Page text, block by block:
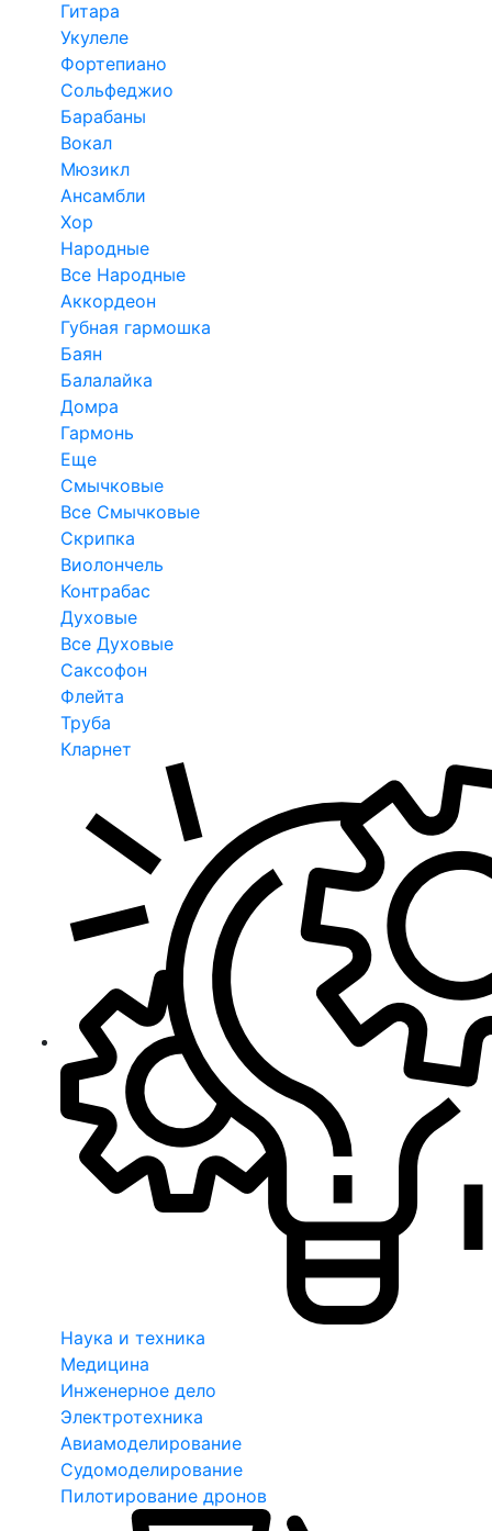
Гитара
Укулеле
Фортепиано
Сольфеджио
Барабаны
Вокал
Мюзикл
Ансамбли
Хор
Народные
Все Народные
Аккордеон
Губная гармошка
Баян
Балалайка
Домра
Гармонь
Еще
Смычковые
Все Смычковые
Скрипка
Виолончель
Контрабас
Духовые
Все Духовые
Саксофон
Флейта
Труба
Кларнет
Наука и техника
Медицина
Инженерное дело
Электротехника
Авиамоделирование
Судомоделирование
Пилотирование дронов